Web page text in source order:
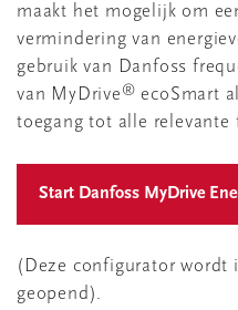
maakt het mogelijk om
vermindering van
gebruik van Danfoss
van MyDrive ® ecoSmart
toegang tot alle
(Deze configurator wordt
geopend).